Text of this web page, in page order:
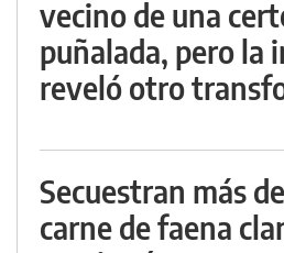
vecino de una
puñalada, pero la
reveló otro
Secuestran más
carne de faena